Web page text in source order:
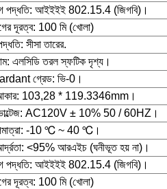
পদ্ধতি: আইইইই 802.15.4 (জিগবি)।
দূরত্ব: 100 মি (খোলা)
সীসা তারের.
এলসিডি তরল স্ফটিক দৃশ্য।
গ্রেড: ভি-0।
103,28 * 119.3346mm।
AC120V ± 10% 50 / 60HZ।
-10 ℃ ~ 40 ℃।
<95% আরএইচ (ঘনীভূত হয় না)।
পদ্ধতি: আইইইই 802.15.4 (জিগবি)।
দূরত্ব: 100 মি (খোলা)